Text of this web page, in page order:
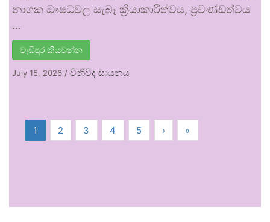
නාශක ඖෂධවල සැබෑ ක්‍රියාකාරීත්වය, ප්‍රචණ්ඩත්වය
…
වැඩිපුර කියවන්න
July 15, 2026 / විනිවිද සායනය
1 2 3 4 5 › »